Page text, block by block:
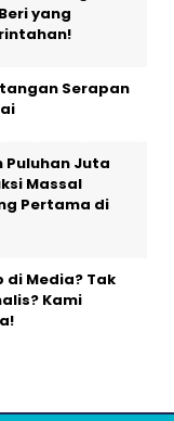
yang
Serapan
Puluhan Juta
Massal
Pertama di
di Media? Tak
Kami